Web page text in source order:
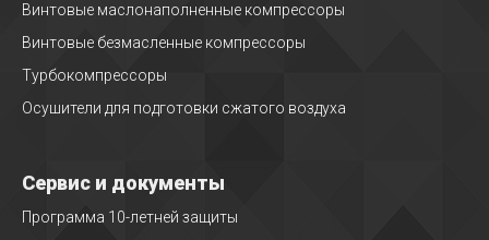
Винтовые маслонаполненные компрессоры
Винтовые безмасленные компрессоры
Турбокомпрессоры
Осушители для подготовки сжатого воздуха
Сервис и документы
Программа 10-летней защиты